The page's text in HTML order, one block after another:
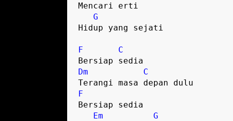
Mencari erti
G
Hidup yang sejati
F
C
Dm
C
F
Bersiap sedia
Em
G